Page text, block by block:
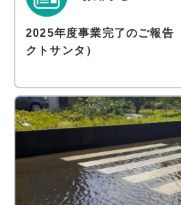
2025年度事業完了のご報告
クトサンタ）